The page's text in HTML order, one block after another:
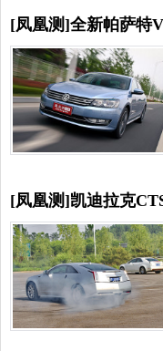
[凤凰测]全新帕萨特
[凤凰测]凯迪拉克